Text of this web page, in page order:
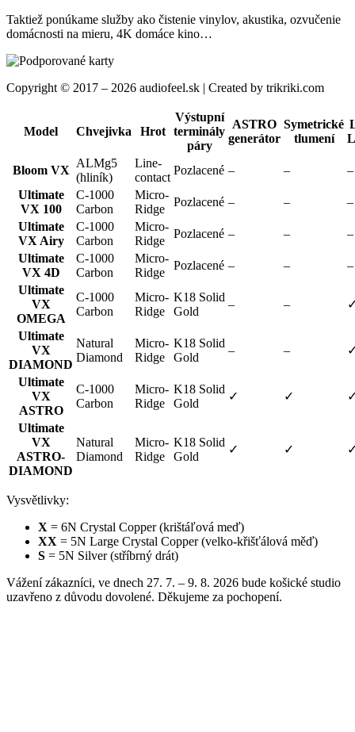
Taktiež ponúkame služby ako čistenie vinylov, akustika, ozvučenie
domácnosti na mieru, 4K domáce kino…
Copyright © 2017 – 2026 audiofeel.sk | Created by trikriki.com
Model Chvejivka Hrot
Výstupní
terminály
páry
ASTRO
generátor
Symetrické
tlumení
Bloom VX
ALMg5
(hliník)
Line-
contact
Pozlacené – –
–
Ultimate
VX 100
C-1000
Carbon
Micro-
Ridge
Pozlacené – –
–
Ultimate
VX Airy
C-1000
Carbon
Micro-
Ridge
Pozlacené – –
–
Ultimate
VX 4D
C-1000
Carbon
Micro-
Ridge
Pozlacené – –
–
Ultimate
VX
OMEGA
C-1000
Carbon
Micro-
Ridge
K18 Solid
Gold
– –
Ultimate
VX
DIAMOND
Natural
Diamond
Micro-
Ridge
K18 Solid
Gold
– –
Ultimate
VX
ASTRO
C-1000
Carbon
Micro-
Ridge
K18 Solid
Gold
✓ ✓
Ultimate
VX
ASTRO-
DIAMOND
Natural
Diamond
Micro-
Ridge
K18 Solid
Gold
✓ ✓
Vysvětlivky:
X = 6N Crystal Copper (krištáľová meď)
XX = 5N Large Crystal Copper (velko-křišťálová měď)
S = 5N Silver (stříbrný drát)
Vážení zákazníci, ve dnech 27. 7. – 9. 8. 2026 bude košické studio
uzavřeno z důvodu dovolené. Děkujeme za pochopení.